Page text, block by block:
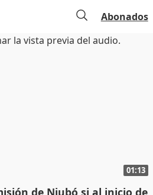
Abonados
01:13
de Niubó si al inicio de